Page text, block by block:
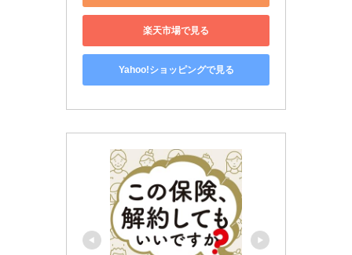
楽天市場で見る
Yahoo!ショッピングで見る